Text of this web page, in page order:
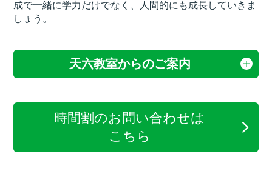
成で一緒に学力だけでなく、人間的にも成長していきま
しょう。
天六教室からのご案内
時間割のお問い合わせは
こちら